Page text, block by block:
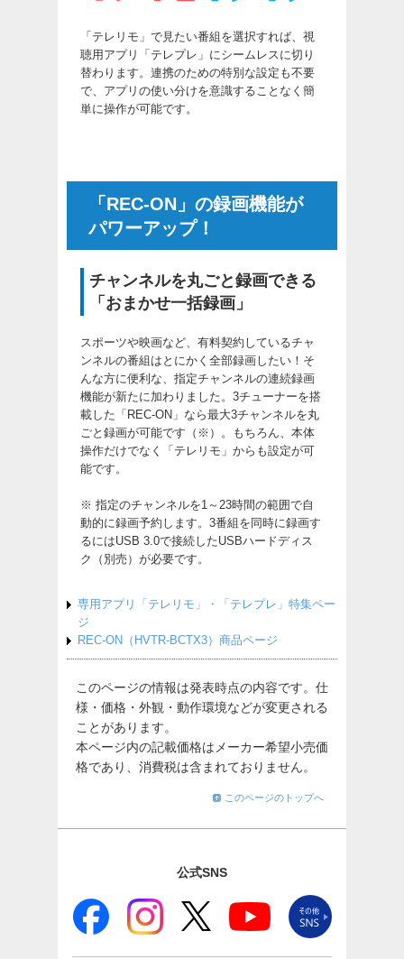
「テレリモ」で見たい番組を選択すれば、視
聴用アプリ「テレプレ」にシームレスに切り
替わります。連携のための特別な設定も不要
で、アプリの使い分けを意識することなく簡
単に操作が可能です。
「REC-ON」の録画機能が
パワーアップ！
チャンネルを丸ごと録画できる
「おまかせ一括録画」
スポーツや映画など、有料契約しているチャ
ンネルの番組はとにかく全部録画したい！そ
んな方に便利な、指定チャンネルの連続録画
機能が新たに加わりました。3チューナーを搭
載した「REC-ON」なら最大3チャンネルを丸
ごと録画が可能です（※）。もちろん、本体
操作だけでなく「テレリモ」からも設定が可
能です。
※ 指定のチャンネルを1～23時間の範囲で自
動的に録画予約します。3番組を同時に録画す
るにはUSB 3.0で接続したUSBハードディス
ク（別売）が必要です。
専用アプリ「テレリモ」・「テレプレ」特集ペー
ジ
REC-ON（HVTR-BCTX3）商品ページ
このページの情報は発表時点の内容です。仕
様・価格・外観・動作環境などが変更される
ことがあります。
本ページ内の記載価格はメーカー希望小売価
格であり、消費税は含まれておりません。
このページのトップへ
公式SNS